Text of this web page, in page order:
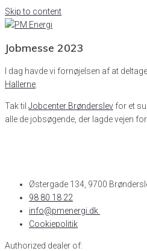
Skip to content
Jobmesse 2023
I dag havde vi fornøjelsen af at
Hallerne
Tak til Jobcenter Brønderslev for et
alle de jobsøgende, der lagde vejen
Østergade 134, 9700
98 80 18 22
info@pmenergi.dk​ ​
Cookiepolitik
Authorized dealer of: